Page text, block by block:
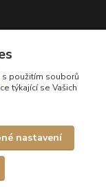
s použitím souborů
týkající se Vašich
nastavení